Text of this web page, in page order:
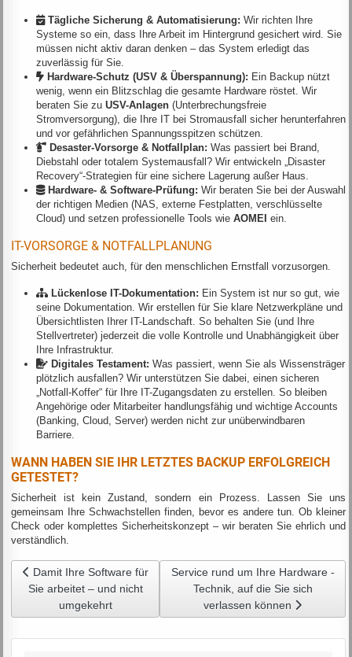
Tägliche Sicherung & Automatisierung: Wir richten Ihre
Systeme so ein, dass Ihre Arbeit im Hintergrund gesichert wird. Sie
müssen nicht aktiv daran denken – das System erledigt das
zuverlässig für Sie.
Hardware-Schutz (USV & Überspannung): Ein Backup nützt
wenig, wenn ein Blitzschlag die gesamte Hardware röstet. Wir
beraten Sie zu USV-Anlagen (Unterbrechungsfreie
Stromversorgung), die Ihre IT bei Stromausfall sicher herunterfahren
und vor gefährlichen Spannungsspitzen schützen.
Desaster-Vorsorge & Notfallplan: Was passiert bei Brand,
Diebstahl oder totalem Systemausfall? Wir entwickeln „Disaster
Recovery“-Strategien für eine sichere Lagerung außer Haus.
Hardware- & Software-Prüfung: Wir beraten Sie bei der Auswahl
der richtigen Medien (NAS, externe Festplatten, verschlüsselte
Cloud) und setzen professionelle Tools wie AOMEI ein.
IT-VORSORGE & NOTFALLPLANUNG
Sicherheit bedeutet auch, für den menschlichen Ernstfall vorzusorgen.
Lückenlose IT-Dokumentation: Ein System ist nur so gut, wie
seine Dokumentation. Wir erstellen für Sie klare Netzwerkpläne und
Übersichtlisten Ihrer IT-Landschaft. So behalten Sie (und Ihre
Stellvertreter) jederzeit die volle Kontrolle und Unabhängigkeit über
Ihre Infrastruktur.
Digitales Testament: Was passiert, wenn Sie als Wissensträger
plötzlich ausfallen? Wir unterstützen Sie dabei, einen sicheren
„Notfall-Koffer“ für Ihre IT-Zugangsdaten zu erstellen. So bleiben
Angehörige oder Mitarbeiter handlungsfähig und wichtige Accounts
(Banking, Cloud, Server) werden nicht zur unüberwindbaren
Barriere.
WANN HABEN SIE IHR LETZTES BACKUP ERFOLGREICH
GETESTET?
Sicherheit ist kein Zustand, sondern ein Prozess. Lassen Sie uns
gemeinsam Ihre Schwachstellen finden, bevor es andere tun. Ob kleiner
Check oder komplettes Sicherheitskonzept – wir beraten Sie ehrlich und
verständlich.
Vorheriger Beitrag: Damit Ihre Software für Sie arbeitet – und
Damit Ihre Software für
Sie arbeitet – und nicht
umgekehrt
Nächster Beitrag: Service rund um
Service rund um Ihre Hardware -
Technik, auf die Sie sich
verlassen können